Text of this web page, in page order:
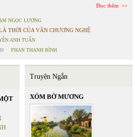
Đọc thêm
NGỌC LƯƠNG
THỜI CỦA VĂN CHƯƠNG NGHỆ
ANH TUẤN
PHAN THANH BÌNH
Truyện Ngắn
XÓM BỜ MƯƠNG